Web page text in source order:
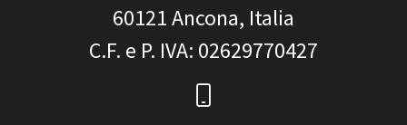
60121Ancona, Italia
C.F. e P. IVA: 02629770427